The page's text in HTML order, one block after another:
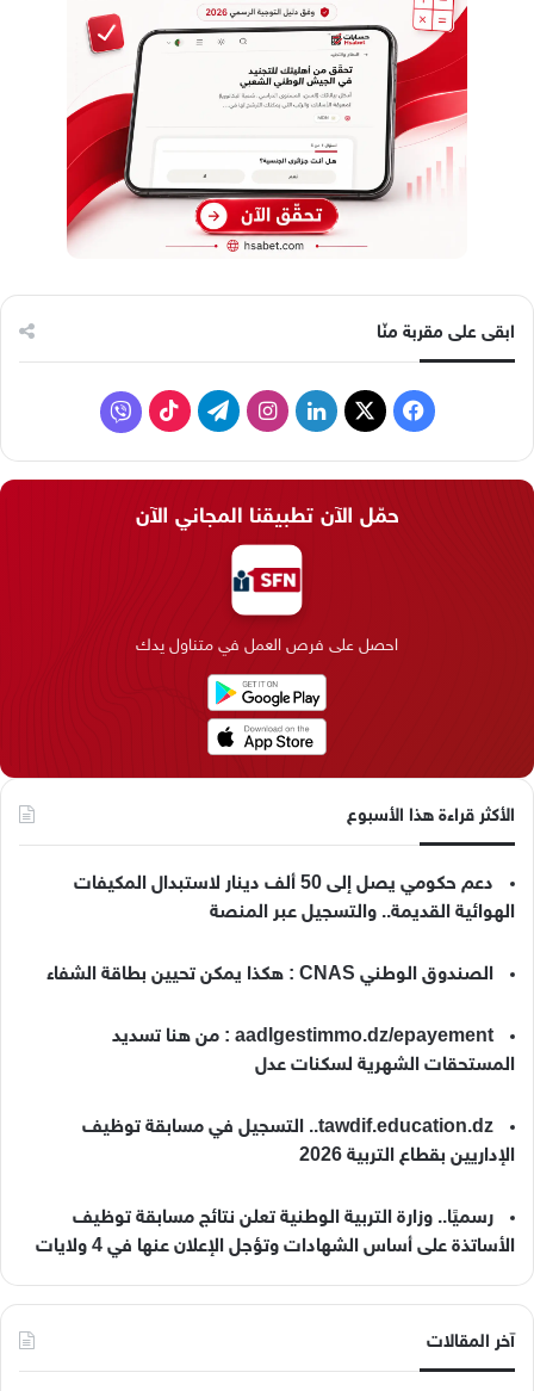
ابقى على مقربة منّا
ف
د
ن
ق
ر
ا
م
ت
ف
حمّل الآن تطبيقنا المجاني الآن
احصل على فرص العمل في متناول يدك
الأكثر قراءة هذا الأسبوع
دعم حكومي يصل إلى 50 ألف دينار لاستبدال المكيفات
الهوائية القديمة.. والتسجيل عبر المنصة
الصندوق الوطني CNAS : هكذا يمكن تحيين بطاقة الشفاء
aadlgestimmo.dz/epayement : من هنا تسديد
المستحقات الشهرية لسكنات عدل
tawdif.education.dz.. التسجيل في مسابقة توظيف
الإداريين بقطاع التربية 2026
رسميًا.. وزارة التربية الوطنية تعلن نتائج مسابقة توظيف
الأساتذة على أساس الشهادات وتؤجل الإعلان عنها في 4 ولايات
آخر المقالات